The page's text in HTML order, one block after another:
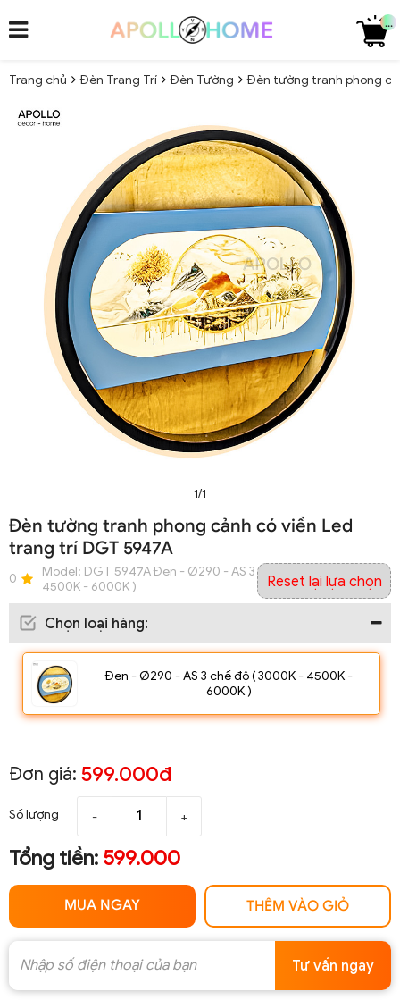
...
Trang chủ Đèn Trang Trí Đèn Tường Đèn tường tranh phong
1/1
Đèn tường tranh phong cảnh có viền Led
trang trí DGT 5947A
0 Model: DGT 5947A Đen - Ø290 - AS 3 chế độ ( 3000K -
4500K - 6000K )
Chọn loại hàng:
Đen - Ø290 - AS 3 chế độ ( 3000K - 4500K -
6000K )
Reset lại lựa chọn
Đơn giá: 599.000đ
Số lượng - +
Tổng tiền: 599.000
MUA NGAY THÊM VÀO GIỎ
Tư vấn ngay